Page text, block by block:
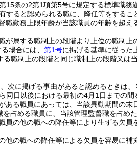
15条の2第1項第5号に規定する標準職務
ると認められる職に、降任等をするこ
勤務上限年齢が当該職員の年齢を超え
属する職制上の段階より上位の職制上
場合には、 第1号に掲げる基準に従った
職制上の段階と同じ職制上の段階又は
次に掲げる事由があると認めるときは
日以後における最初の4月1日までの
ある職員にあっては、当該異動期間の末
占める職員に、当該管理監督職を占め
の他の職への降任等により生ずる欠員
の職への降任等による欠員を容易に補